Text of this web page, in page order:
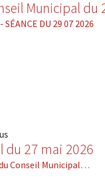
Municipal du
DU 29 07 2026
du 27 mai 2026
Conseil Municipal…